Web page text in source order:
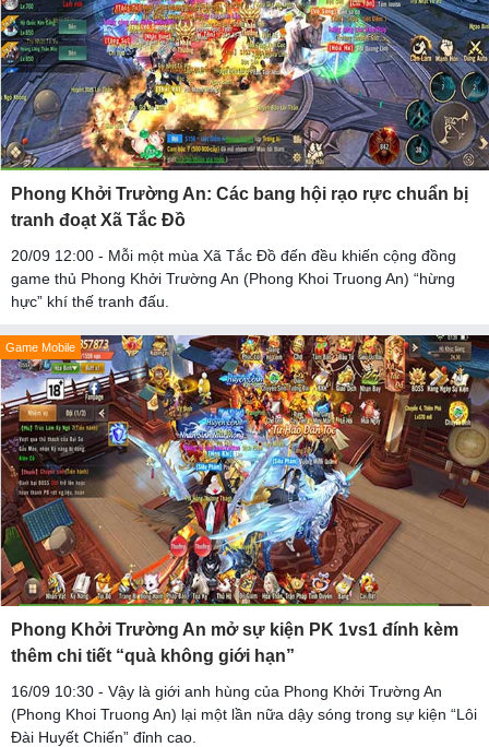
Phong Khởi Trường An: Các bang hội rạo rực chuẩn bị
tranh đoạt Xã Tắc Đồ
20/09 12:00 - Mỗi một mùa Xã Tắc Đồ đến đều khiến cộng đồng
game thủ Phong Khởi Trường An (Phong Khoi Truong An) “hừng
hực” khí thế tranh đấu.
Game Mobile
Phong Khởi Trường An mở sự kiện PK 1vs1 đính kèm
thêm chi tiết “quà không giới hạn”
16/09 10:30 - Vậy là giới anh hùng của Phong Khởi Trường An
(Phong Khoi Truong An) lại một lần nữa dậy sóng trong sự kiện “Lôi
Đài Huyết Chiến” đỉnh cao.